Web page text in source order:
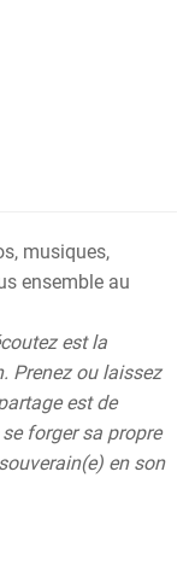
musiques,
ensemble au
est la
Prenez ou laissez
est de
forger sa propre
en son